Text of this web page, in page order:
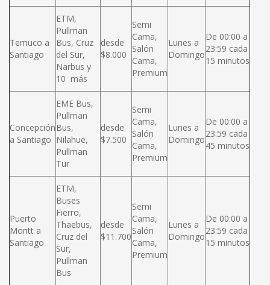
Temuco a
Santiago
ETM,
Pullman
Bus, Cruz
del Sur,
Narbus y
10 más
desde
$8.000
Semi
Cama,
Salón
Cama,
Premium
Lunes a
Domingo
De 00:00 a
23:59 cada
15 minutos
Concepción
a Santiago
EME Bus,
Pullman
Bus,
Nilahue,
Pullman
Tur
desde
$7.500
Semi
Cama,
Salón
Cama,
Premium
Lunes a
Domingo
De 00:00 a
23:59 cada
45 minutos
Puerto
Montt a
Santiago
ETM,
Buses
Fierro,
Thaebus,
Cruz del
Sur,
Pullman
Bus
desde
$11.700
Semi
Cama,
Salón
Cama,
Premium
Lunes a
Domingo
De 00:00 a
23:59 cada
15 minutos